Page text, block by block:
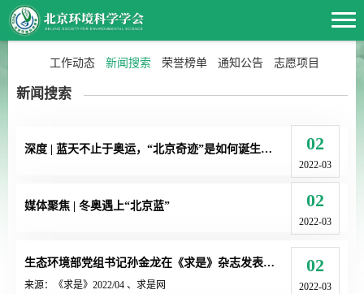
工作动态 新闻搜索 荣誉榜单 通知公告 志愿项目
新闻搜索
02
2022-03
深度 | 蓝天不止于奥运，“北京奇迹”是如何诞生的？
02
2022-03
媒体聚焦 | 冬奥遇上“北京蓝”
02
2022-03
生态环境部党组书记孙金龙在《求是》杂志发表署名文章《肩负起新时代建设美丽中国的历史使命》
来源：《求是》2022/04 、求是网